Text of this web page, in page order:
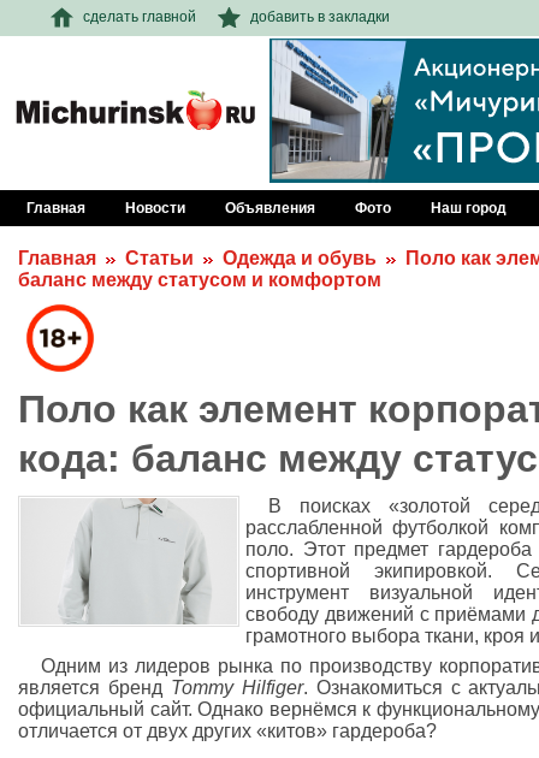
сделать главной добавить в закладки
Главная Новости Объявления Фото Наш город
Главная Статьи Одежда и обувь
Поло как
баланс между статусом и комфортом
Поло как элемент
кода: баланс между
В поисках «золотой
расслабленной футболкой
поло. Этот предмет
спортивной экипировкой.
инструмент визуальной
свободу движений с приёмами
грамотного выбора ткани, кроя
Одним из лидеров рынка по производству
является бренд Tommy Hilfiger. Ознакомиться с
официальный сайт. Однако вернёмся к
отличается от двух других «китов» гардероба?